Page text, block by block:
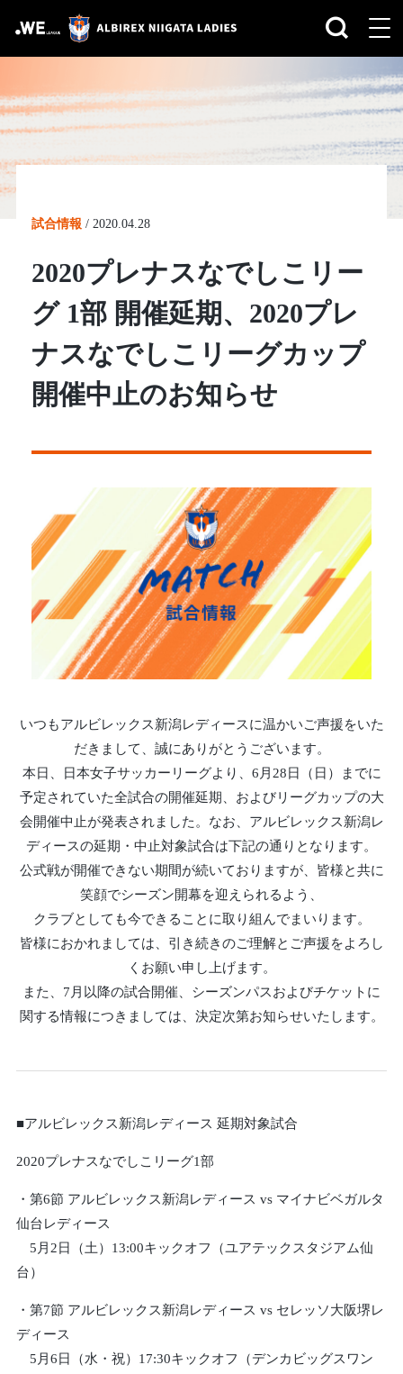
試合情報 / 2020.04.28
2020プレナスなでしこリー
グ 1部 開催延期、2020プレ
ナスなでしこリーグカップ
開催中止のお知らせ
いつもアルビレックス新潟レディースに温かいご声援をいた
だきまして、誠にありがとうございます。
本日、日本女子サッカーリーグより、6月28日（日）までに
予定されていた全試合の開催延期、およびリーグカップの大
会開催中止が発表されました。なお、アルビレックス新潟レ
ディースの延期・中止対象試合は下記の通りとなります。
公式戦が開催できない期間が続いておりますが、皆様と共に
笑顔でシーズン開幕を迎えられるよう、
クラブとしても今できることに取り組んでまいります。
皆様におかれましては、引き続きのご理解とご声援をよろし
くお願い申し上げます。
また、7月以降の試合開催、シーズンパスおよびチケットに
関する情報につきましては、決定次第お知らせいたします。
■アルビレックス新潟レディース 延期対象試合
2020プレナスなでしこリーグ1部
・第6節 アルビレックス新潟レディース vs マイナビベガルタ
仙台レディース
5月2日（土）13:00キックオフ（ユアテックスタジアム仙
台）
・第7節 アルビレックス新潟レディース vs セレッソ大阪堺レ
ディース
5月6日（水・祝）17:30キックオフ（デンカビッグスワン